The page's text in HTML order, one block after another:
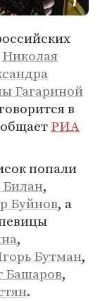
Николая
Гагариной
в
РИА
попали
,
Буйнов, а
,
Бутман,
Башаров,
.